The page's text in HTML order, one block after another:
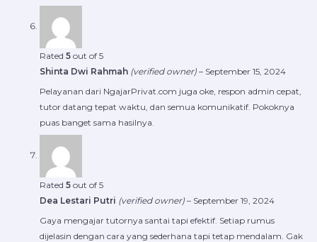
Rated 5 out of 5
Shinta Dwi Rahmah (verified owner) – September 15, 2024
Pelayanan dari NgajarPrivat.com juga oke, respon admin cepat,
tutor datang tepat waktu, dan semua komunikatif. Pokoknya
puas banget sama hasilnya.
Rated 5 out of 5
Dea Lestari Putri (verified owner) – September 19, 2024
Gaya mengajar tutornya santai tapi efektif. Setiap rumus
dijelasin dengan cara yang sederhana tapi tetap mendalam. Gak